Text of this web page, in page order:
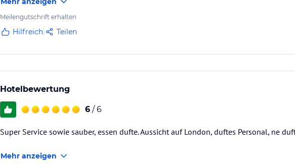
Meilengutschrift erhalten
Hilfreich Teilen
Hotelbewertung
6 / 6
Super Service sowie sauber, essen dufte. Aussicht auf London, duftes Personal, ne
Mehr anzeigen